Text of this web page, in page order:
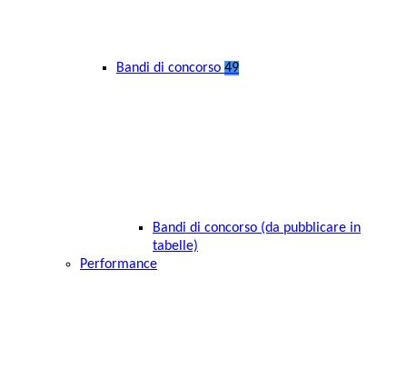
Bandi di concorso 49
Bandi di concorso (da pubblicare in
tabelle)
Performance